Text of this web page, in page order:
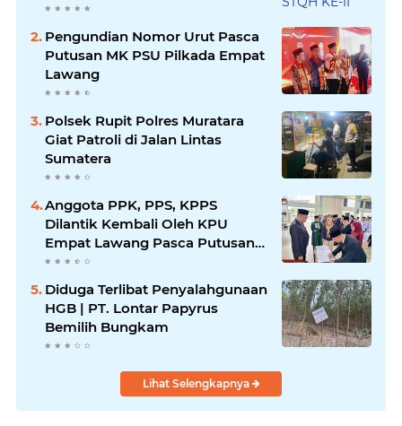
Pengundian Nomor Urut Pasca
Putusan MK PSU Pilkada Empat
Lawang
Polsek Rupit Polres Muratara
Giat Patroli di Jalan Lintas
Sumatera
Anggota PPK, PPS, KPPS
Dilantik Kembali Oleh KPU
Empat Lawang Pasca Putusan
MK
Diduga Terlibat Penyalahgunaan
HGB | PT. Lontar Papyrus
Bemilih Bungkam
Lihat Selengkapnya